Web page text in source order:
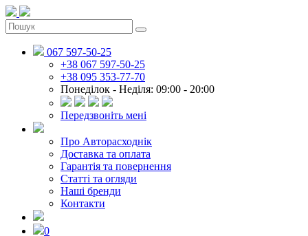
067 597-50-25
+38 067 597-50-25
+38 095 353-77-70
Понеділок - Неділя: 09:00 - 20:00
Передзвоніть мені
Про Авторасходнік
Доставка та оплата
Гарантія та повернення
Статті та огляди
Наші бренди
Контакти
0